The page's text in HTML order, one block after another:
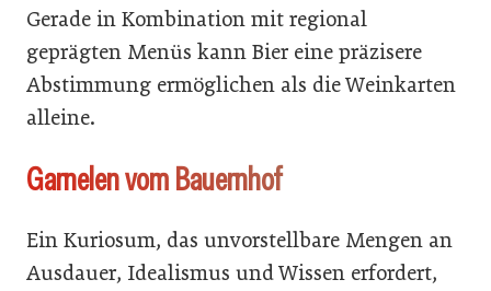
Gerade in Kombination mit regional
geprägten Menüs kann Bier eine präzisere
Abstimmung ermöglichen als die Weinkarten
alleine.
Garnelen vom Bauernhof
Ein Kuriosum, das unvorstellbare Mengen an
Ausdauer, Idealismus und Wissen erfordert,